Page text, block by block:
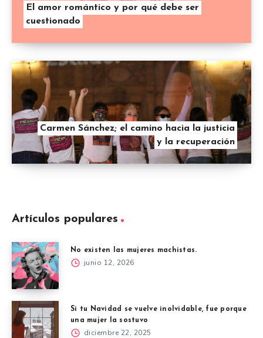
El amor romántico y por qué debe ser
cuestionado
Carmen Sánchez; el camino hacia la justicia
y la recuperación
Artículos populares
No existen las mujeres machistas.
junio 12, 2026
Si tu Navidad se vuelve inolvidable, fue porque
una mujer la sostuvo
diciembre 22, 2025